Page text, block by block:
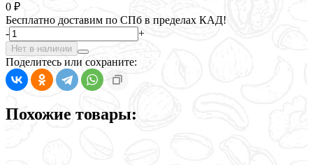
0 ₽
Бесплатно доставим по СПб в пределах КАД!
-
+
Нет в наличии
Поделитесь или сохраните:
Похожие товары: